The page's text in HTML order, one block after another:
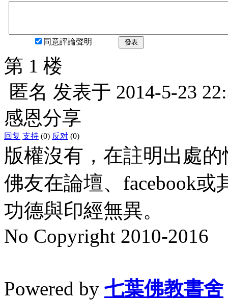
同意評論聲明 發表
第 1 楼
匿名 发表于 2014-5-23
感恩分享
回复 支持 (0) 反对 (0)
版權沒有，在註明出處
佛友在論壇、facebook
功德與印經無異。
No Copyright 2010-2016
Powered by 七葉佛教書舍